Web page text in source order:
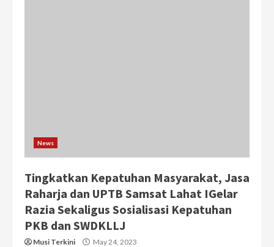
News
Tingkatkan Kepatuhan Masyarakat, Jasa
Raharja dan UPTB Samsat Lahat IGelar
Razia Sekaligus Sosialisasi Kepatuhan
PKB dan SWDKLLJ
Musi Terkini May 24, 2023